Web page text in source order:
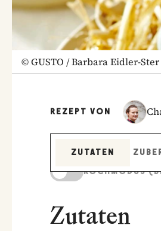
©GUSTO / Barbara Eidler-Ster
REZEPT VON
ZUTATEN
KOCHMODUS
Zutaten